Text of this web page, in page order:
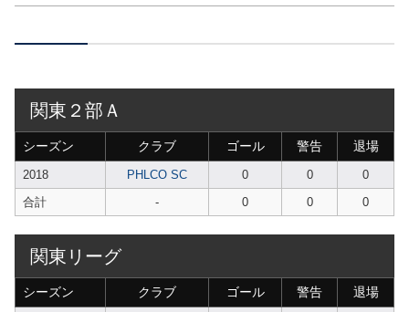
関東２部Ａ
シーズン クラブ ゴール 警告 退場
2018 PHLCO SC 0 0
0
合計
- 0 0 0
関東リーグ
シーズン クラブ ゴール 警告 退場